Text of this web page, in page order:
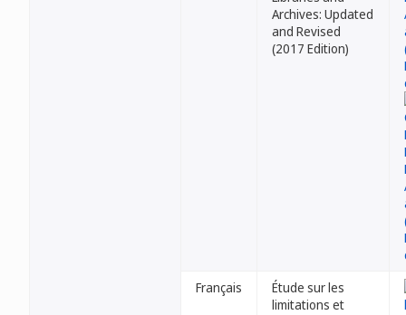
Archives: Updated
and Revised
(2017 Edition)
Français
Étude sur les
limitations et